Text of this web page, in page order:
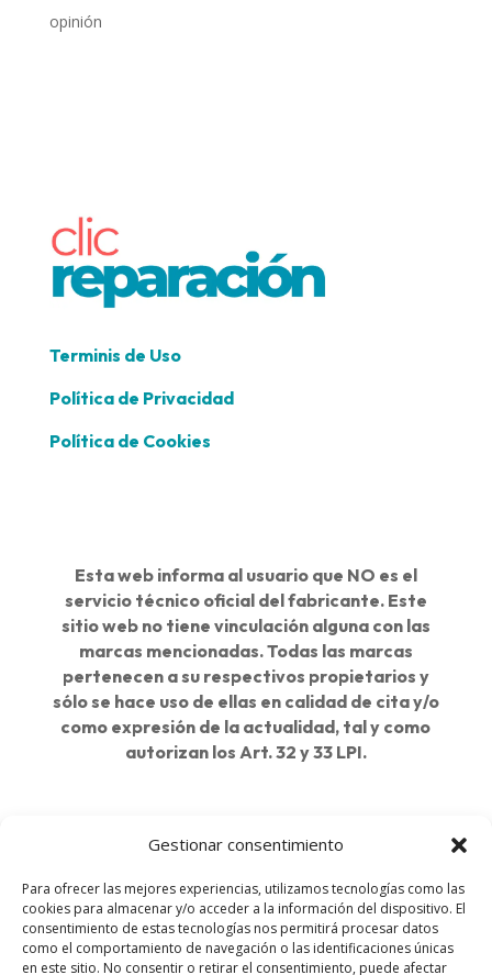
Gestionar consentimiento
Para ofrecer las mejores experiencias, utilizamos tecnologías como las
cookies para almacenar y/o acceder a la información del dispositivo. El
consentimiento de estas tecnologías nos permitirá procesar datos
como el comportamiento de navegación o las identificaciones únicas
en este sitio. No consentir o retirar el consentimiento, puede afectar
opinión
Terminis de Uso
Política de Privacidad
Política de Cookies
Esta web informa al usuario que NO es el
servicio técnico oficial del fabricante. Este
sitio web no tiene vinculación alguna con las
marcas mencionadas. Todas las marcas
pertenecen a su respectivos propietarios y
sólo se hace uso de ellas en calidad de cita y/o
como expresión de la actualidad, tal y como
autorizan los Art. 32 y 33 LPI.
Delegaciones:
Barcelona
Madrid